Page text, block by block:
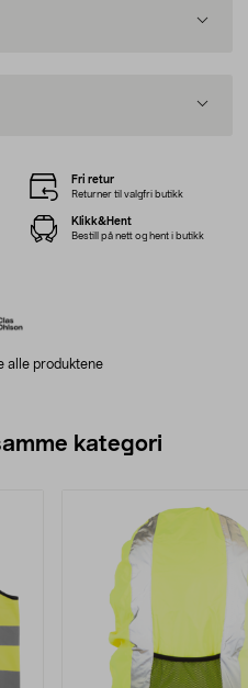
alle produktene
Fri retur
Returner til valgfri butikk
Klikk&Hent
Bestill på nett og hent i butikk
kategori